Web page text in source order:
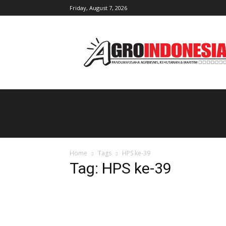
Friday, August 7, 2026
Home Tags HPS ke-39
Tag: HPS ke-39